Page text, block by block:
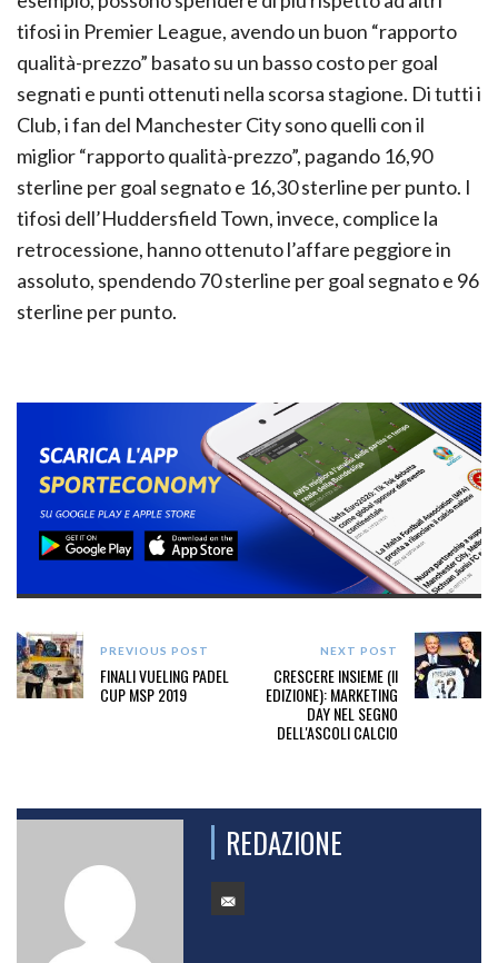
tifosi in Premier League, avendo un buon “rapporto
qualità-prezzo” basato su un basso costo per goal
segnati e punti ottenuti nella scorsa stagione. Di tutti i
Club, i fan del Manchester City sono quelli con il
miglior “rapporto qualità-prezzo”, pagando 16,90
sterline per goal segnato e 16,30 sterline per punto. I
tifosi dell’Huddersfield Town, invece, complice la
retrocessione, hanno ottenuto l’affare peggiore in
assoluto, spendendo 70 sterline per goal segnato e 96
sterline per punto.
PREVIOUS POST
FINALI VUELING PADEL
CUP MSP 2019
NEXT POST
CRESCERE INSIEME (II
EDIZIONE): MARKETING
DAY NEL SEGNO
DELL'ASCOLI CALCIO
REDAZIONE